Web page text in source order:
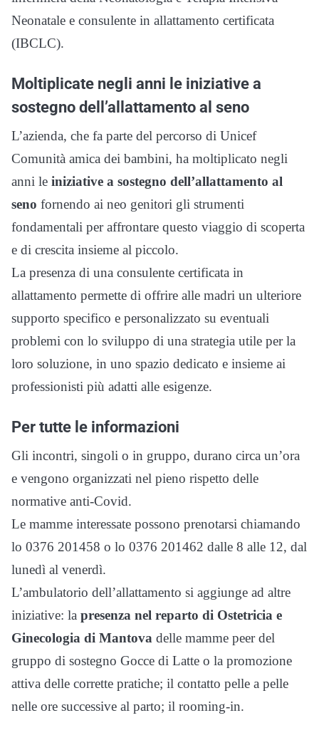
Neonatale e consulente in allattamento certificata
(IBCLC).
Moltiplicate negli anni le iniziative a
sostegno dell’allattamento al seno
L’azienda, che fa parte del percorso di Unicef
Comunità amica dei bambini, ha moltiplicato negli
anni le iniziative a sostegno dell’allattamento al
seno fornendo ai neo genitori gli strumenti
fondamentali per affrontare questo viaggio di scoperta
e di crescita insieme al piccolo.
La presenza di una consulente certificata in
allattamento permette di offrire alle madri un ulteriore
supporto specifico e personalizzato su eventuali
problemi con lo sviluppo di una strategia utile per la
loro soluzione, in uno spazio dedicato e insieme ai
professionisti più adatti alle esigenze.
Per tutte le informazioni
Gli incontri, singoli o in gruppo, durano circa un’ora
e vengono organizzati nel pieno rispetto delle
normative anti-Covid.
Le mamme interessate possono prenotarsi chiamando
lo 0376 201458 o lo 0376 201462 dalle 8 alle 12, dal
lunedì al venerdì.
L’ambulatorio dell’allattamento si aggiunge ad altre
iniziative: la presenza nel reparto di Ostetricia e
Ginecologia di Mantova delle mamme peer del
gruppo di sostegno Gocce di Latte o la promozione
attiva delle corrette pratiche; il contatto pelle a pelle
nelle ore successive al parto; il rooming-in.